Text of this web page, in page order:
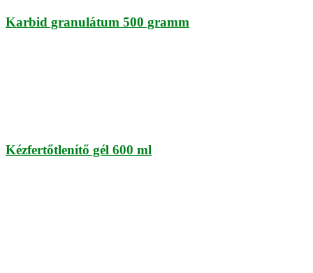
Karbid granulátum 500 gramm
Kézfertőtlenítő gél 600 ml